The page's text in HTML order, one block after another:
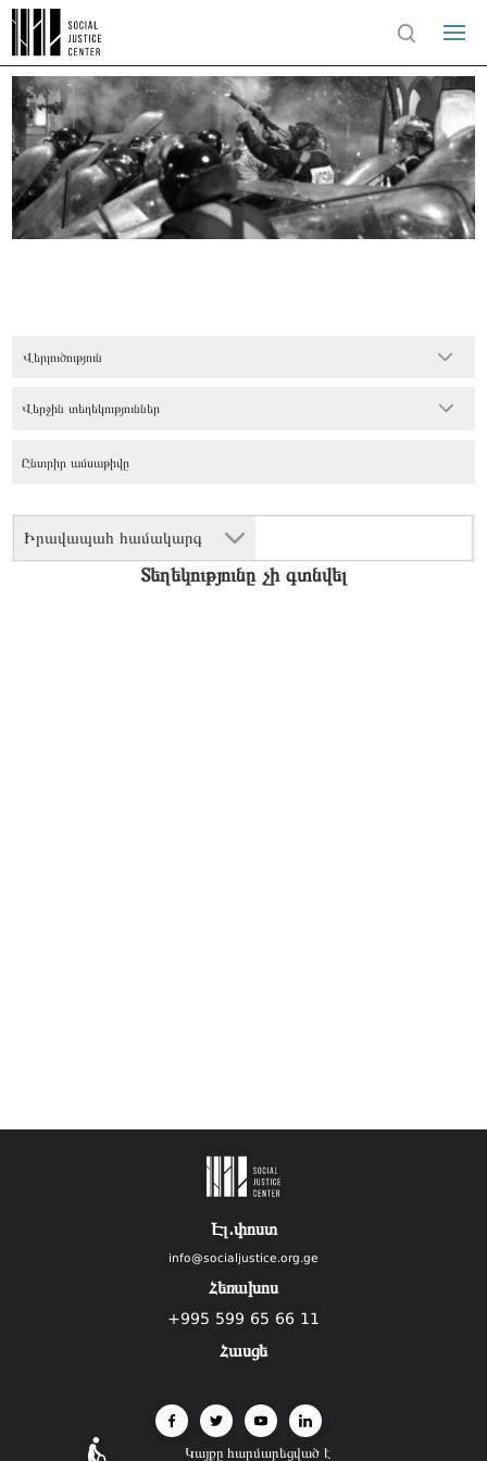
Վերլուծություն
Իրավապահ համակարգ
Վերջին տեղեկություններ
Տեղեկությունը չի գտնվել
Էլ.փոստ
info@socialjustice.org.ge
Հեռախոս
+995 599 65 66 11
Հասցե
Կայքը հարմարեցված է